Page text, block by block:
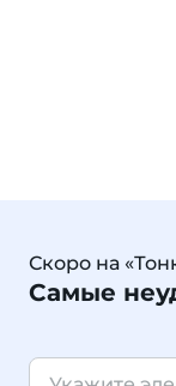
Скоро на
Самые